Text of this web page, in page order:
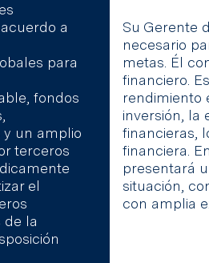
a
para
fondos
y un amplio
terceros
el
de la
Su Gerente
necesario
metas. Él
financiero.
rendimiento
inversión, la
financieras,
financiera.
presentará
situación,
con amplia